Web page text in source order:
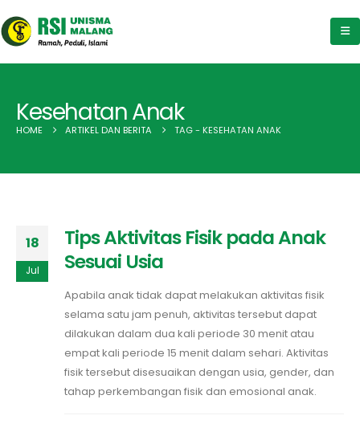
Kesehatan Anak
HOME ARTIKEL DAN BERITA TAG - KESEHATAN ANAK
18
Jul
Tips Aktivitas Fisik pada Anak
Sesuai Usia
Apabila anak tidak dapat melakukan aktivitas fisik
selama satu jam penuh, aktivitas tersebut dapat
dilakukan dalam dua kali periode 30 menit atau
empat kali periode 15 menit dalam sehari. Aktivitas
fisik tersebut disesuaikan dengan usia, gender, dan
tahap perkembangan fisik dan emosional anak.